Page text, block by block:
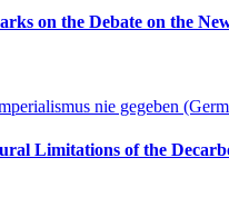
on the Debate on the
nie gegeben
Limitations of the